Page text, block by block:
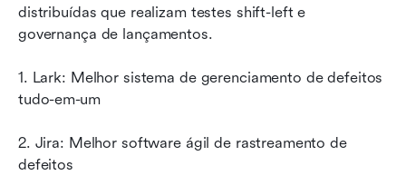
distribuídas que realizam testes shift-left e
governança de lançamentos.
1. Lark: Melhor sistema de gerenciamento de defeitos
tudo-em-um
2. Jira: Melhor software ágil de rastreamento de
defeitos
Leitura relacionada